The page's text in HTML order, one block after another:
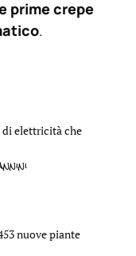
prime crepe
.
elettricità che
nuove piante